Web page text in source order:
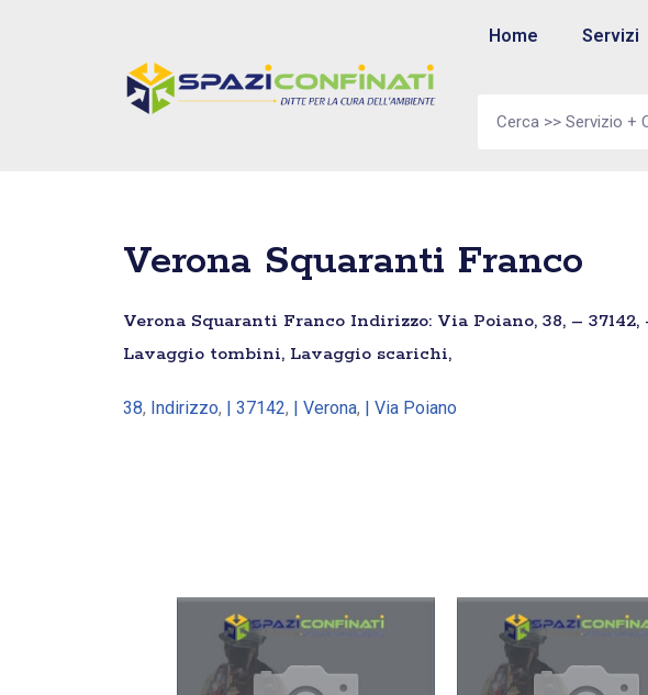
Home Servizi
Verona Squaranti Franco
Verona Squaranti Franco Indirizzo: Via Poiano, 38, –
Lavaggio tombini, Lavaggio scarichi,
38, Indirizzo, | 37142, | Verona, | Via Poiano